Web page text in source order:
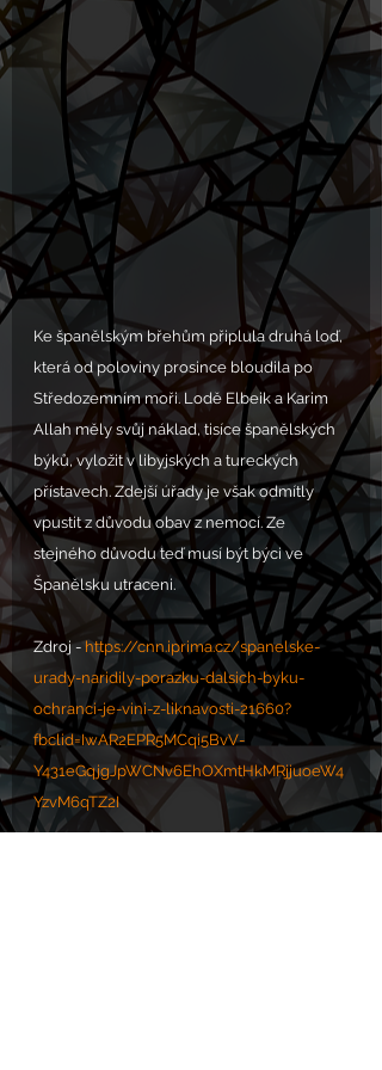
Ke španělským břehům připlula druhá loď,
která od poloviny prosince bloudila po
Středozemním moři. Lodě Elbeik a Karim
Allah měly svůj náklad, tisíce španělských
býků, vyložit v libyjských a tureckých
přístavech. Zdejší úřady je však odmítly
vpustit z důvodu obav z nemocí. Ze
stejného důvodu teď musí být býci ve
Španělsku utraceni.
Zdroj - https://cnn.iprima.cz/spanelske-
urady-naridily-porazku-dalsich-byku-
ochranci-je-vini-z-liknavosti-21660?
fbclid=IwAR2EPR5MCqi5BvV-
Y431eGqjgJpWCNv6EhOXmtHkMRjjuoeW4
YzvM6qTZ2I